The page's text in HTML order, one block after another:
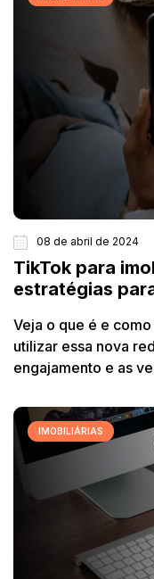
08 de abril de 2024
TikTok para
estratégias
Veja o que é e
utilizar essa nova
engajamento e as
IMOBILIÁRIAS